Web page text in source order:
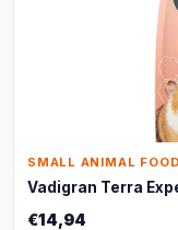
SMALL ANIMAL FOOD
Vadigran Terra
€14,94